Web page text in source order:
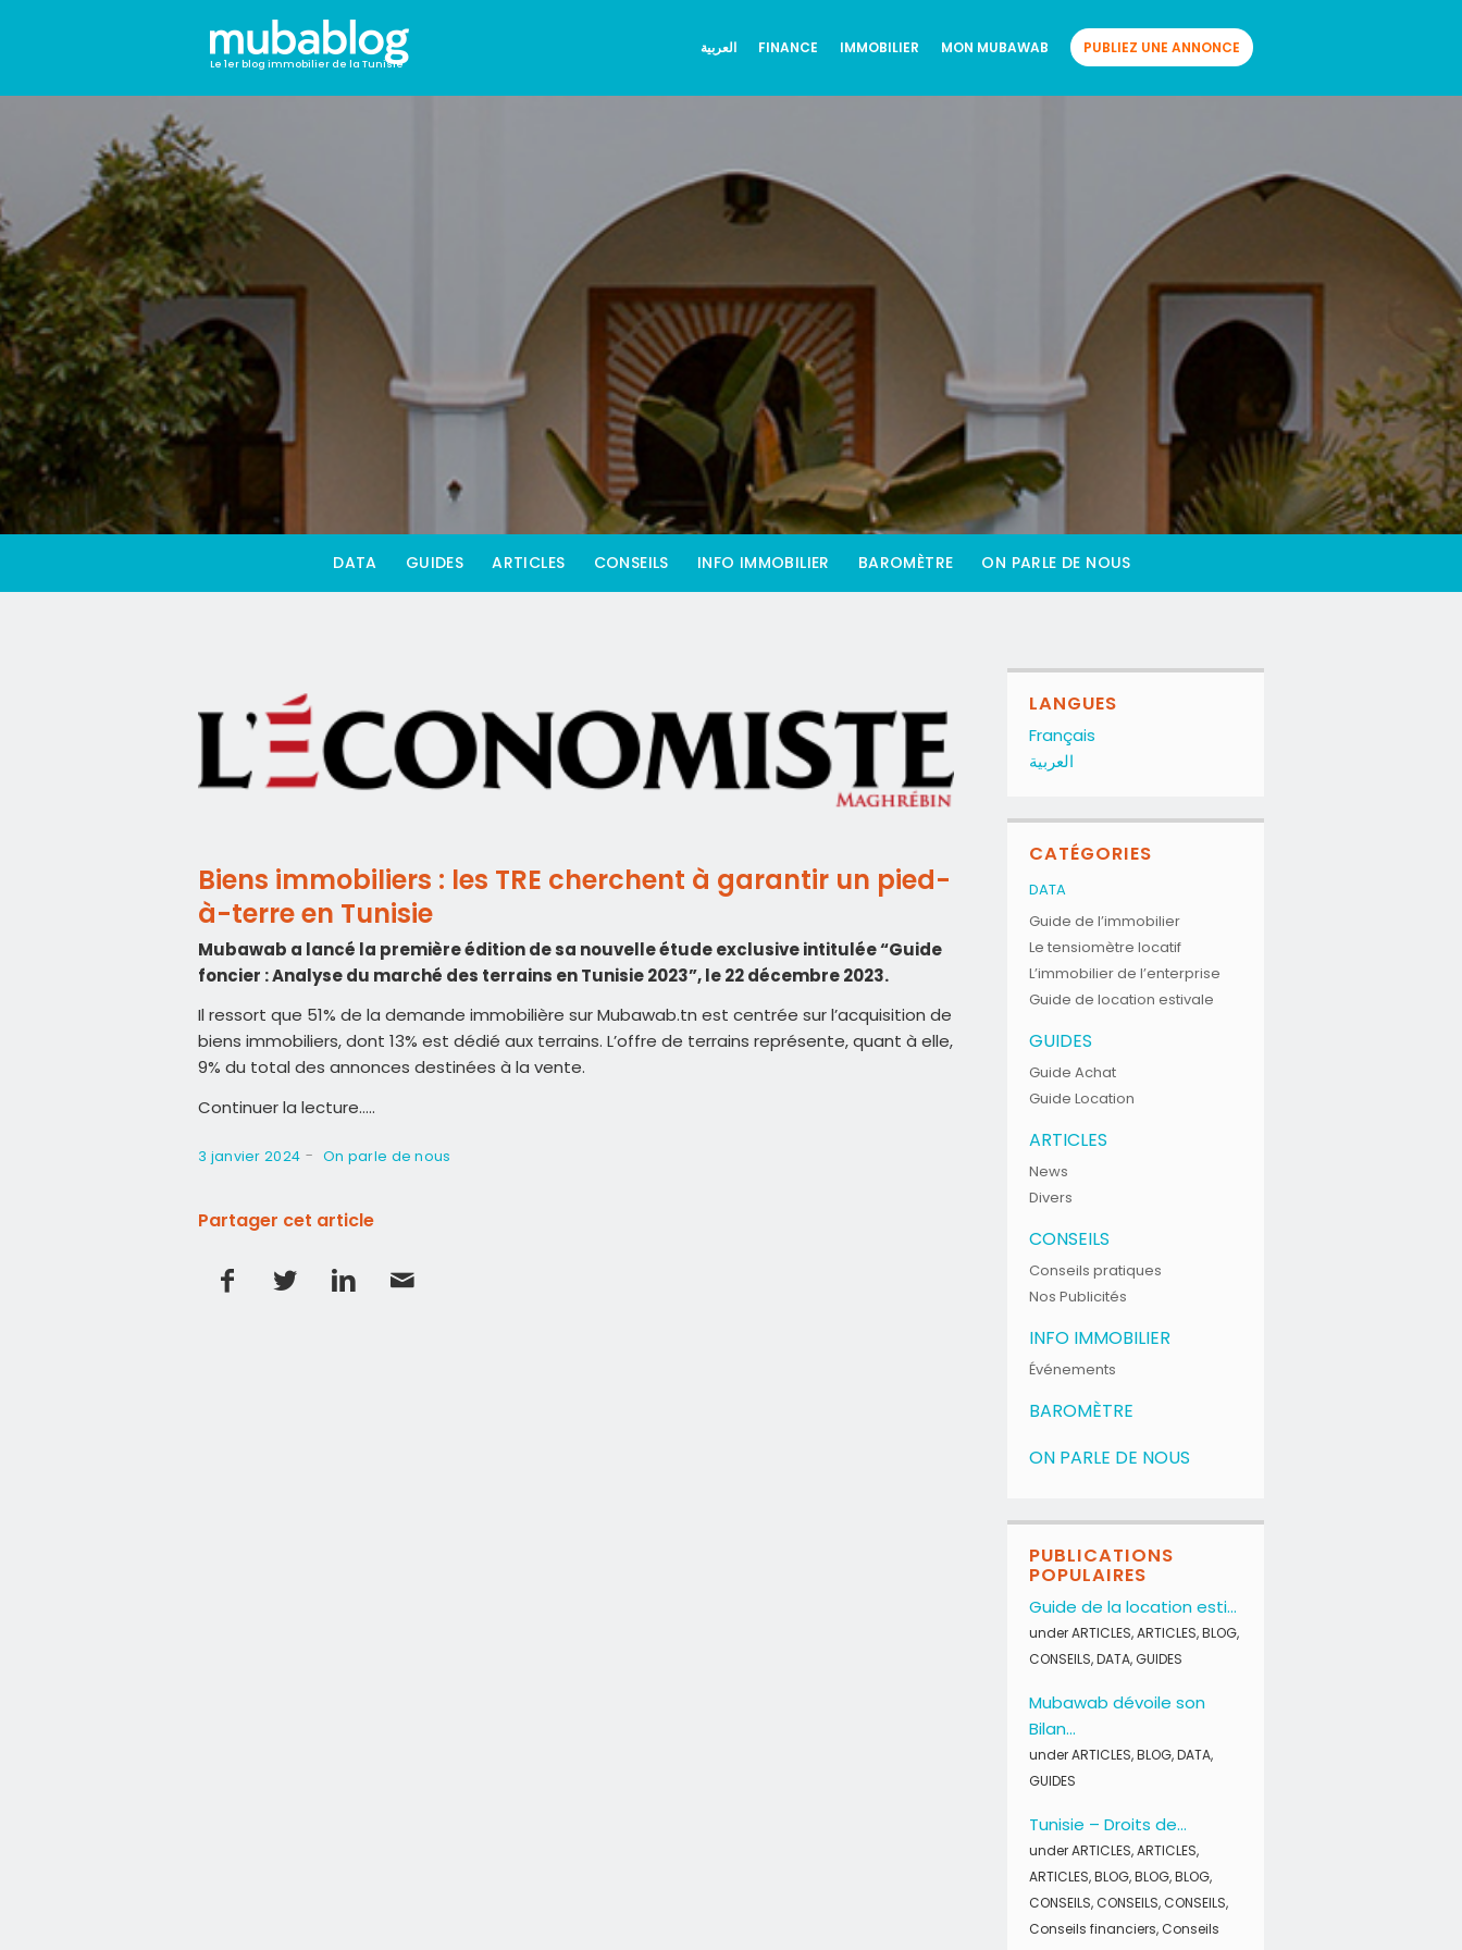
Le 1er blog immobilier de la Tunisie
العربية FINANCE IMMOBILIER MON MUBAWAB PUBLIEZ UNE ANNONCE
DATA GUIDES ARTICLES CONSEILS INFO IMMOBILIER BAROMÈTRE ON PARLE DE NOUS
Biens immobiliers : les TRE cherchent à garantir un pied-
à-terre en Tunisie
Mubawab a lancé la première édition de sa nouvelle étude exclusive intitulée “Guide
foncier : Analyse du marché des terrains en Tunisie 2023”, le 22 décembre 2023.
Il ressort que 51% de la demande immobilière sur Mubawab.tn est centrée sur l’acquisition de
biens immobiliers, dont 13% est dédié aux terrains. L’offre de terrains représente, quant à elle,
9% du total des annonces destinées à la vente.
Continuer la lecture…..
3 janvier 2024 - On parle de nous
Partager cet article
LANGUES
Français
العربية
CATÉGORIES
DATA
Guide de l’immobilier
Le tensiomètre locatif
L’immobilier de l’enterprise
Guide de location estivale
GUIDES
Guide Achat
Guide Location
ARTICLES
News
Divers
CONSEILS
Conseils pratiques
Nos Publicités
INFO IMMOBILIER
Événements
BAROMÈTRE
ON PARLE DE NOUS
PUBLICATIONS
POPULAIRES
Guide de la location esti...
underARTICLES,ARTICLES,BLOG,
CONSEILS,DATA,GUIDES
Mubawab dévoile son
Bilan...
underARTICLES,BLOG,DATA,
GUIDES
Tunisie – Droits de...
underARTICLES,ARTICLES,
ARTICLES,BLOG,BLOG,BLOG,
CONSEILS,CONSEILS,CONSEILS,
Conseils financiers,Conseils